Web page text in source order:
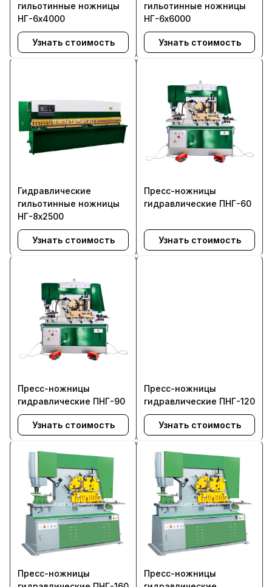
гильотинные ножницы
НГ-6х4000
Узнать стоимость
гильотинные ножницы
НГ-6х6000
Узнать стоимость
Гидравлические
гильотинные ножницы
НГ-8х2500
Узнать стоимость
Пресс-ножницы
гидравлические ПНГ-60
Узнать стоимость
Пресс-ножницы
гидравлические ПНГ-90
Узнать стоимость
Пресс-ножницы
гидравлические ПНГ-120
Узнать стоимость
Пресс-ножницы
Пресс-ножницы